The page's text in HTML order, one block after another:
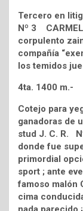
Tercero en
Nº 3
corpulento
compañía
los temidos
4ta. 1400 m.-
Cotejo para
ganadoras de
stud J. C. R.
donde fue
primordial
sport ; ante
famoso malón
cima